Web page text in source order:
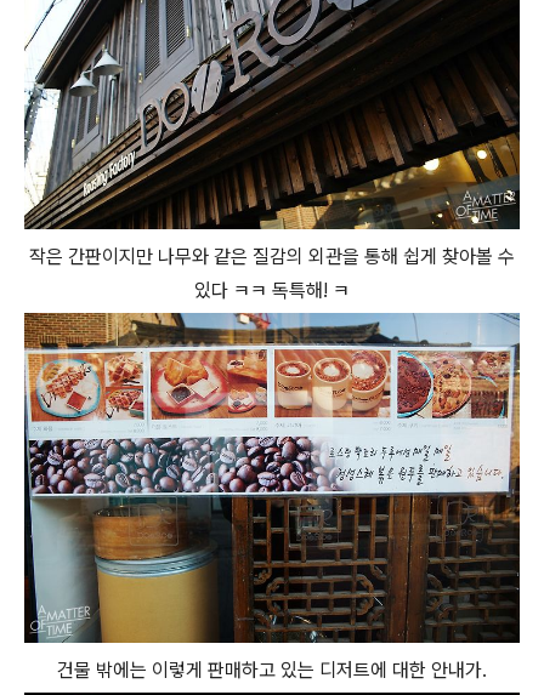
작은 간판이지만 나무와 같은 질감의 외관을 통해 쉽게 찾아볼 수
있다 ㅋㅋ 독특해! ㅋ
건물 밖에는 이렇게 판매하고 있는 디저트에 대한 안내가.